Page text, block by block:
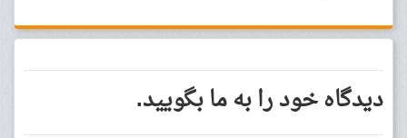
دیدگاه خود را به ما بگویید.